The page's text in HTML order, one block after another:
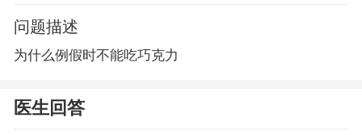
问题描述
为什么例假时不能吃巧克力
医生回答